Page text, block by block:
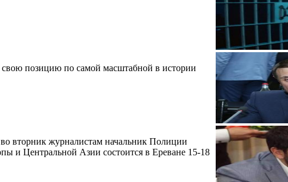
позицию по самой масштабной в истории
вторник журналистам начальник Полиции
и Центральной Азии состоится в Ереване 15-18